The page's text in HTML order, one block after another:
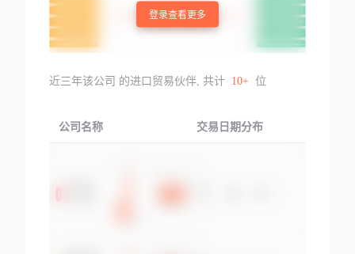
登录查看更多
近三年该公司 的进口贸易伙伴, 共计 10+ 位
公司名称 交易日期分布